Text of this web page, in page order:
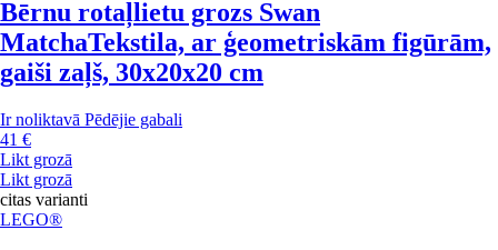
Bērnu rotaļlietu grozs Swan
MatchaTekstila, ar ģeometriskām figūrām,
gaiši zaļš, 30x20x20 cm
Ir noliktavā Pēdējie gabali
41 €
Likt grozā
Likt grozā
citas varianti
LEGO®